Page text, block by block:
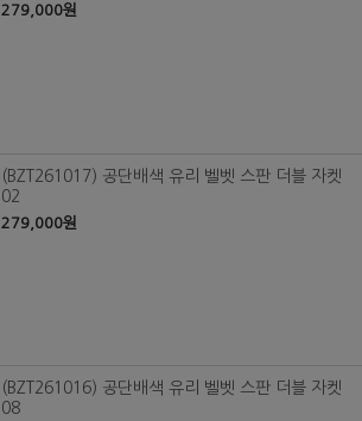
279,000원
(BZT261017) 공단배색 유리 벨벳 스판 더블 자켓
02
279,000원
(BZT261016) 공단배색 유리 벨벳 스판 더블 자켓
08